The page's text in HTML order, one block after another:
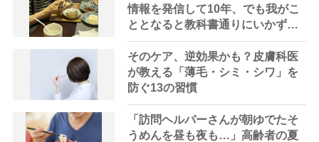
情報を発信して10年、でも我がこ
ととなると教科書通りにいかずに
ため息「感情と理性の狭間で右往
左往する現実」
そのケア、逆効果かも？皮膚科医
が教える「薄毛・シミ・シワ」を
防ぐ13の習慣
「訪問ヘルパーさんが朝ゆでたそ
うめんを昼も夜も…」高齢者の夏